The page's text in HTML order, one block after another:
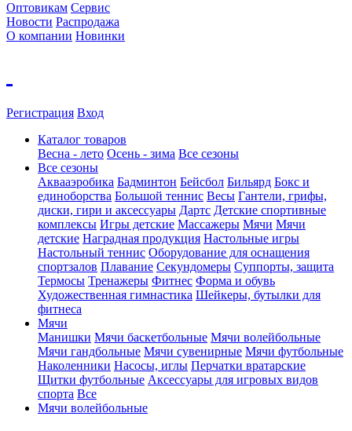
Оптовикам Сервис
Новости Распродажа
О компании Новинки
Регистрация Вход
Каталог товаров
Весна - лето Осень - зима Все сезоны
Все сезоны
Аквааэробика Бадминтон Бейсбол Бильярд Бокс и
единоборства Большой теннис Весы Гантели, грифы,
диски, гири и аксессуары Дартс Детские спортивные
комплексы Игры детские Массажеры Мячи Мячи
детские Наградная продукция Настольные игры
Настольный теннис Оборудование для оснащения
спортзалов Плавание Секундомеры Суппорты, защита
Термосы Тренажеры Фитнес Форма и обувь
Художественная гимнастика Шейкеры, бутылки для
фитнеса
Мячи
Манишки Мячи баскетбольные Мячи волейбольные
Мячи гандбольные Мячи сувенирные Мячи футбольные
Наколенники Насосы, иглы Перчатки вратарские
Щитки футбольные Аксессуары для игровых видов
спорта Все
Мячи волейбольные